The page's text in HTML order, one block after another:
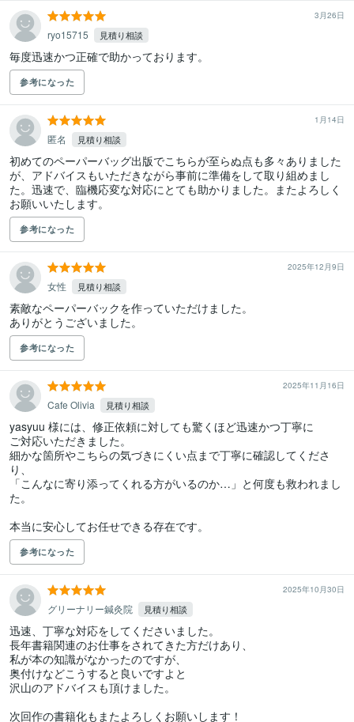
3月26日
ryo15715 見積り相談
毎度迅速かつ正確で助かっております。
参考になった
1月14日
匿名 見積り相談
初めてのペーパーバッグ出版でこちらが至らぬ点も多々ありました
が、アドバイスもいただきながら事前に準備をして取り組めまし
た。迅速で、臨機応変な対応にとても助かりました。またよろしく
お願いいたします。
参考になった
2025年12月9日
女性 見積り相談
素敵なペーパーバックを作っていただけました。
ありがとうございました。
参考になった
2025年11月16日
Cafe Olivia 見積り相談
yasyuu 様には、修正依頼に対しても驚くほど迅速かつ丁寧に
ご対応いただきました。
細かな箇所やこちらの気づきにくい点まで丁寧に確認してくださ
り、
「こんなに寄り添ってくれる方がいるのか…」と何度も救われまし
た。
参考になった
2025年10月30日
グリーナリー鍼灸院 見積り相談
迅速、丁寧な対応をしてくださいました。
長年書籍関連のお仕事をされてきた方だけあり、
私が本の知識がなかったのですが、
奥付けなどこうすると良いですよと
沢山のアドバイスも頂けました。